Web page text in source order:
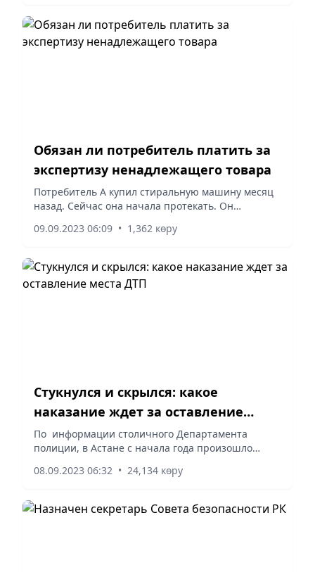
Обязан ли потребитель платить за
экспертизу ненадлежащего товара
Потребитель А купил стиральную машину месяц
назад. Сейчас она начала протекать. Он
он желает, то может заплатить за экспертизу.
09.09.2023 06:09 • 1,362 көру
Стукнулся и скрылся: какое
наказание ждет за оставление
места ДТП
По информации столичного Департамента
полиции, в Астане с начала года произошло
случаях водители скрылись с места дорожно-
08.09.2023 06:32 • 24,134 көру